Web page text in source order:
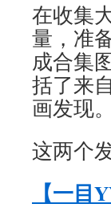
在收集
量，准
成合集
括了来
画发现。
这两个
【一目